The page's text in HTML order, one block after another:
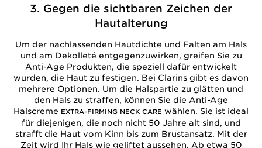
3. Gegen die sichtbaren Zeichen der
Hautalterung
Um der nachlassenden Hautdichte und Falten am Hals
und am Dekolleté entgegenzuwirken, greifen Sie zu
Anti-Age Produkten, die speziell dafür entwickelt
wurden, die Haut zu festigen. Bei Clarins gibt es davon
mehrere Optionen. Um die Halspartie zu glätten und
den Hals zu straffen, können Sie die Anti-Age
Halscreme EXTRA-FIRMING NECK CARE wählen. Sie ist ideal
für diejenigen, die noch nicht 50 Jahre alt sind, und
strafft die Haut vom Kinn bis zum Brustansatz. Mit der
Zeit wird Ihr Hals wie geliftet aussehen. Ab etwa 50